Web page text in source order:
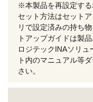
※本製品を再設定する
セット方法はセット
リで設定済みの持ち
トアップガイドは製
ロジテックINAソリュ
ト内のマニュアル等
さい。